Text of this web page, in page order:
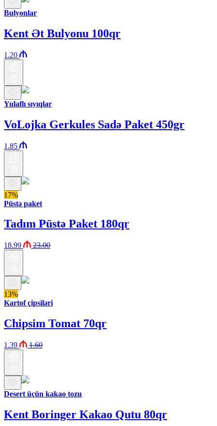
Bulyonlar
Kent Ət Bulyonu 100qr
1.20
Yulaflı sıyıqlar
VoLojka Gerkules Sadə Paket 450gr
1.85
17%
Püstə paket
Tadım Püstə Paket 180qr
18.99 23.00
13%
Kartof çipsiləri
Chipsim Tomat 70qr
1.39 1.60
Desert üçün kakao tozu
Kent Boringer Kakao Qutu 80qr